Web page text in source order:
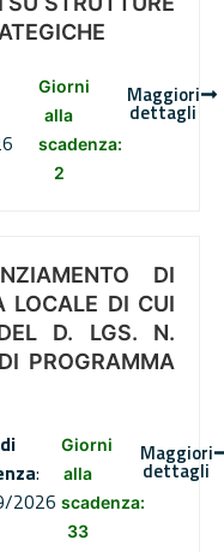
Giorni
alla
scadenza:
2
Maggiori
dettagli
DI
LOCALE DI CUI
D. LGS. N.
PROGRAMMA
:
2026
Giorni
alla
scadenza:
33
Maggiori
dettagli